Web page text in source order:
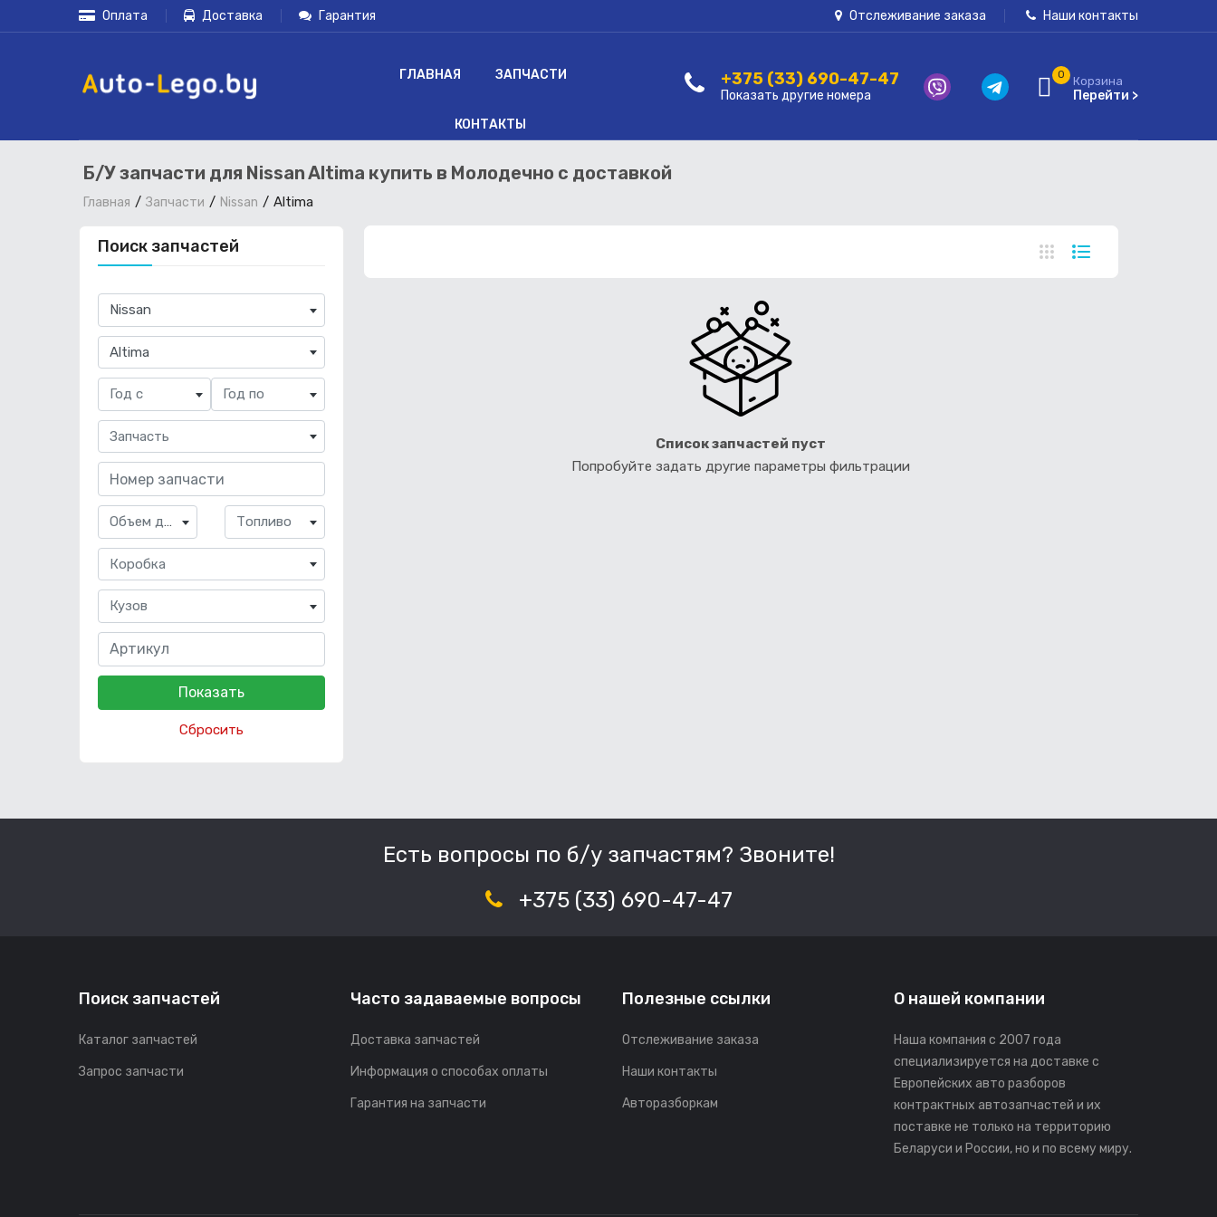
Оплата Доставка Гарантия Отслеживание заказа Наши контакты
ГЛАВНАЯ ЗАПЧАСТИ
КОНТАКТЫ
+375 (33) 690-47-47
Показать другие номера
0 Корзина
Перейти >
Б/У запчасти для Nissan Altima купить в Молодечно с доставкой
Главная Запчасти Nissan Altima
Поиск запчастей
×
Nissan
×
Altima
Год с Год по
Запчасть
Объем двигателя Топливо
Коробка
Кузов
Сбросить
Список запчастей пуст
Попробуйте задать другие параметры фильтрации
Есть вопросы по б/у запчастям? Звоните!
+375 (33) 690-47-47
Поиск запчастей
Каталог запчастей
Запрос запчасти
Часто задаваемые вопросы
Доставка запчастей
Информация о способах оплаты
Гарантия на запчасти
Полезные ссылки
Отслеживание заказа
Наши контакты
Авторазборкам
О нашей компании
Наша компания с 2007 года
специализируется на доставке с
Европейских авто разборов
контрактных автозапчастей и их
поставке не только на территорию
Беларуси и России, но и по всему миру.